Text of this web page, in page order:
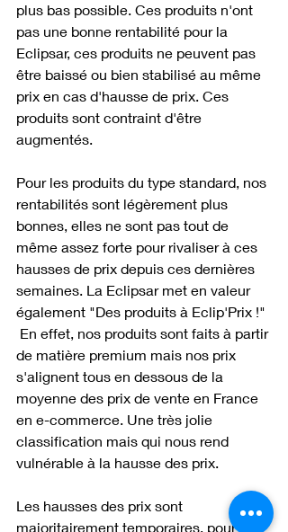
plus bas possible. Ces produits n'ont
pas une bonne rentabilité pour la
Eclipsar, ces produits ne peuvent pas
être baissé ou bien stabilisé au même
prix en cas d'hausse de prix. Ces
produits sont contraint d'être
augmentés.
Pour les produits du type standard, nos
rentabilités sont légèrement plus
bonnes, elles ne sont pas tout de
même assez forte pour rivaliser à ces
hausses de prix depuis ces dernières
semaines. La Eclipsar met en valeur
également "Des produits à Eclip'Prix !"
En effet, nos produits sont faits à partir
de matière premium mais nos prix
s'alignent tous en dessous de la
moyenne des prix de vente en France
en e-commerce. Une très jolie
classification mais qui nous rend
vulnérable à la hausse des prix.
Les hausses des prix sont
majoritairement temporaires, pour ce